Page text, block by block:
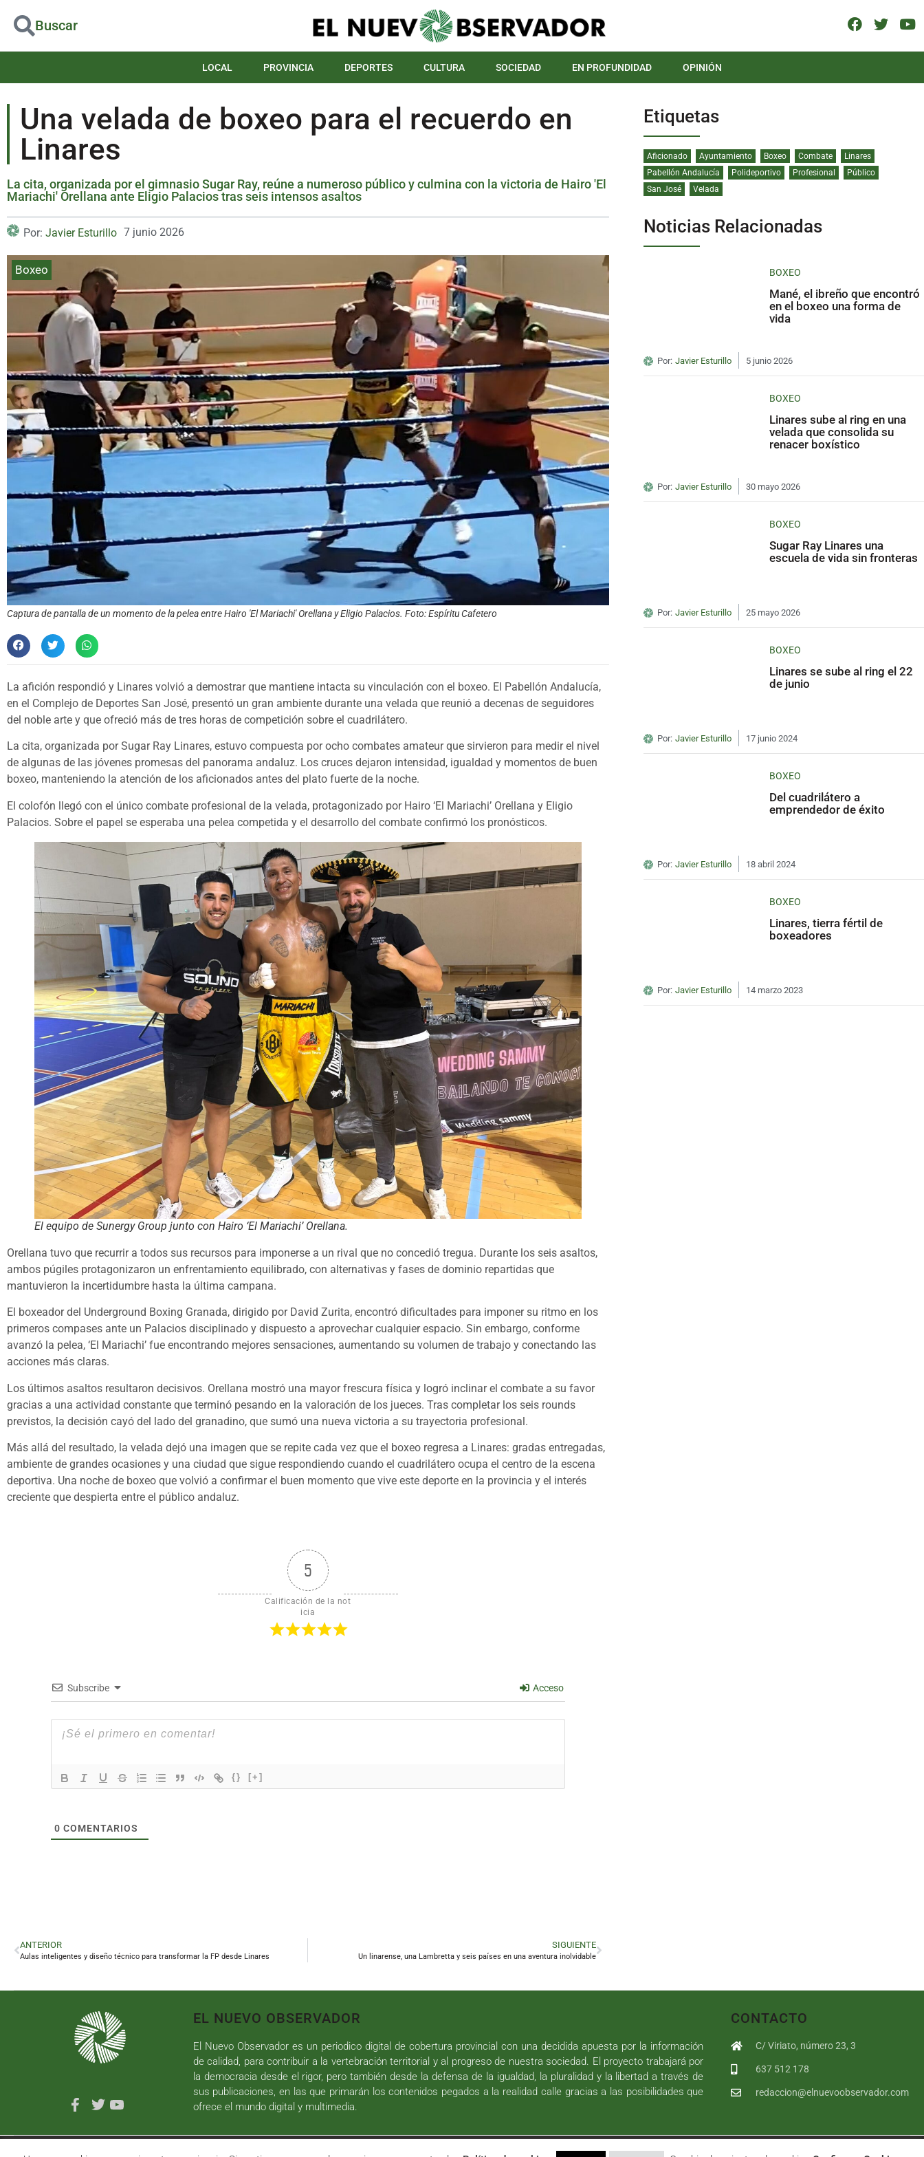
Buscar
LOCAL PROVINCIA DEPORTES CULTURA SOCIEDAD EN PROFUNDIDAD OPINIÓN
Una velada de boxeo para el recuerdo en
Linares
La cita, organizada por el gimnasio Sugar Ray, reúne a numeroso público y culmina con la victoria de Hairo 'El
Mariachi' Orellana ante Eligio Palacios tras seis intensos asaltos
Por: Javier Esturillo 7 junio 2026
Boxeo
Captura de pantalla de un momento de la pelea entre Hairo 'El Mariachi' Orellana y Eligio Palacios. Foto: Espíritu Cafetero
La afición respondió y Linares volvió a demostrar que mantiene intacta su vinculación con el boxeo. El Pabellón Andalucía,
en el Complejo de Deportes San José, presentó un gran ambiente durante una velada que reunió a decenas de seguidores
del noble arte y que ofreció más de tres horas de competición sobre el cuadrilátero.
La cita, organizada por Sugar Ray Linares, estuvo compuesta por ocho combates amateur que sirvieron para medir el nivel
de algunas de las jóvenes promesas del panorama andaluz. Los cruces dejaron intensidad, igualdad y momentos de buen
boxeo, manteniendo la atención de los aficionados antes del plato fuerte de la noche.
El colofón llegó con el único combate profesional de la velada, protagonizado por Hairo ‘El Mariachi’ Orellana y Eligio
Palacios. Sobre el papel se esperaba una pelea competida y el desarrollo del combate confirmó los pronósticos.
El equipo de Sunergy Group junto con Hairo ‘El Mariachi’ Orellana.
Orellana tuvo que recurrir a todos sus recursos para imponerse a un rival que no concedió tregua. Durante los seis asaltos,
ambos púgiles protagonizaron un enfrentamiento equilibrado, con alternativas y fases de dominio repartidas que
mantuvieron la incertidumbre hasta la última campana.
El boxeador del Underground Boxing Granada, dirigido por David Zurita, encontró dificultades para imponer su ritmo en los
primeros compases ante un Palacios disciplinado y dispuesto a aprovechar cualquier espacio. Sin embargo, conforme
avanzó la pelea, ‘El Mariachi’ fue encontrando mejores sensaciones, aumentando su volumen de trabajo y conectando las
acciones más claras.
Los últimos asaltos resultaron decisivos. Orellana mostró una mayor frescura física y logró inclinar el combate a su favor
gracias a una actividad constante que terminó pesando en la valoración de los jueces. Tras completar los seis rounds
previstos, la decisión cayó del lado del granadino, que sumó una nueva victoria a su trayectoria profesional.
Más allá del resultado, la velada dejó una imagen que se repite cada vez que el boxeo regresa a Linares: gradas entregadas,
ambiente de grandes ocasiones y una ciudad que sigue respondiendo cuando el cuadrilátero ocupa el centro de la escena
deportiva. Una noche de boxeo que volvió a confirmar el buen momento que vive este deporte en la provincia y el interés
creciente que despierta entre el público andaluz.
5
Calificación de la not
icia
Subscribe Acceso
{} [+]
0 COMENTARIOS
ANTERIOR
Aulas inteligentes y diseño técnico para transformar la FP desde Linares
SIGUIENTE
Un linarense, una Lambretta y seis países en una aventura inolvidable
Etiquetas
Aficionado Ayuntamiento Boxeo Combate
Linares
Pabellón Andalucía
Polideportivo Profesional
Público
San José
Velada
Noticias Relacionadas
BOXEO
Mané, el ibreño que encontró
en el boxeo una forma de
vida
Por: Javier Esturillo 5 junio 2026
BOXEO
Linares sube al ring en una
velada que consolida su
renacer boxístico
Por: Javier Esturillo 30 mayo 2026
BOXEO
Sugar Ray Linares una
escuela de vida sin fronteras
Por: Javier Esturillo 25 mayo 2026
BOXEO
Linares se sube al ring el 22
de junio
Por: Javier Esturillo 17 junio 2024
BOXEO
Del cuadrilátero a
emprendedor de éxito
Por: Javier Esturillo 18 abril 2024
BOXEO
Linares, tierra fértil de
boxeadores
Por: Javier Esturillo 14 marzo 2023
EL NUEVO OBSERVADOR
El Nuevo Observador es un periodico digital de cobertura provincial con una decidida apuesta por la información
de calidad, para contribuir a la vertebración territorial y al progreso de nuestra sociedad. El proyecto trabajará por
la democracia desde el rigor, pero también desde la defensa de la igualdad, la pluralidad y la libertad a través de
sus publicaciones, en las que primarán los contenidos pegados a la realidad calle gracias a las posibilidades que
ofrece el mundo digital y multimedia.
CONTACTO
C/ Viriato, número 23, 3
637 512 178
redaccion@elnuevoobservador.com
|Política de Privacidad|Política de cookies